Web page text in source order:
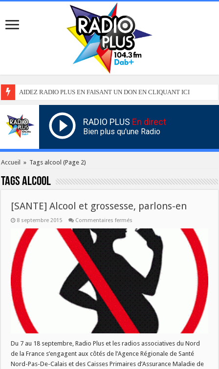
AIDEZ RADIO PLUS EN FAISANT UN DON EN CLIQUANT ICI
RADIO PLUS En direct
Bien plus qu'une Radio
Accueil » Tags alcool (Page 2)
Tagsalcool
[SANTE] Alcool et grossesse, parlons-en
8 septembre 2015 Commentaires fermés
Alcool
grossesse,
parlons-
Du 7 au 18 septembre, Radio Plus et les radios associatives du Nord
de la France s’engagent aux côtés de l’Agence Régionale de Santé
Nord-Pas-De-Calais et des Caisses Primaires d’Assurance Maladie de